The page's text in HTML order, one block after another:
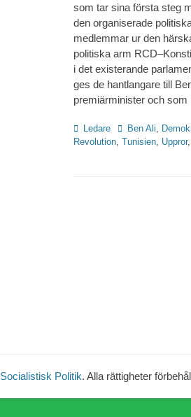
som tar sina första steg
den organiserade
medlemmar ur den
politiska arm
i det existerande
ges de hantlangare till
premiärminister och
Kategorier
Ledare Etiketter
Ben Ali
Revolution Tunisien Uppror
Socialistisk Politik. Alla rättigheter